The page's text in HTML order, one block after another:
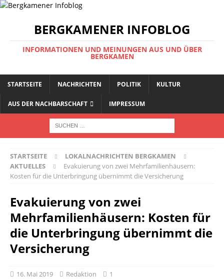
BERGKAMENER INFOBLOG
INFORMATIONEN UND MEINUNGEN AUS UND ÜBER
BERGKAMEN
STARTSEITE NACHRICHTEN POLITIK KULTUR
AUS DER NACHBARSCHAFT IMPRESSUM
STARTSEITE
LOKALNACHRICHTEN BERGKAMEN
AKTUELLES
Evakuierung von zwei Mehrfamilienhäusern:
Kosten für die Unterbringung übernimmt die Versicherung
Evakuierung von zwei
Mehrfamilienhäusern: Kosten für
die Unterbringung übernimmt die
Versicherung
16. Mai 2019 Redaktion 1